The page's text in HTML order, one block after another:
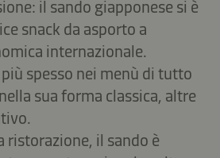
il sando giapponese si è
snack da asporto a
internazionale.
spesso nei menù di tutto
sua forma classica, altre
ristorazione, il sando è